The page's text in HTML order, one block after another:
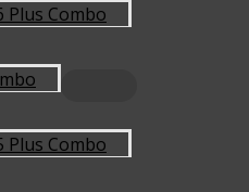
Plus Combo
Plus Combo